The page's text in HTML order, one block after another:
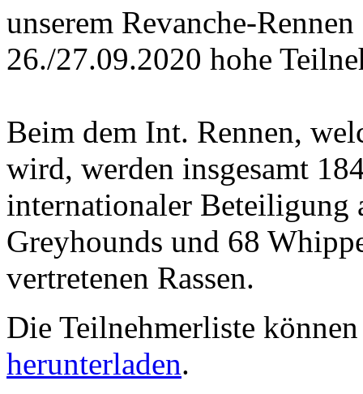
unserem Revanche-
26./27.09.2020 hohe
Beim dem Int. Rennen,
wird, werden insgesamt
internationaler Beteiligung
Greyhounds und 68
vertretenen Rassen.
Die Teilnehmerliste
herunterladen.